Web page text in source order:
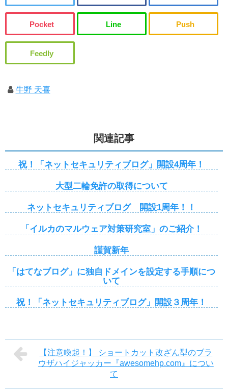
牛野 天喜
関連記事
祝！「ネットセキュリティブログ」開設4周年！
大型二輪免許の取得について
ネットセキュリティブログ 開設1周年！！
「イルカのマルウェア対策研究室」のご紹介！
謹賀新年
「はてなブログ」に独自ドメインを設定する手順につ
いて
祝！「ネットセキュリティブログ」開設３周年！
【注意喚起！】 ショートカット改ざん型のブラ
ウザハイジャッカー『awesomehp.com』につい
て